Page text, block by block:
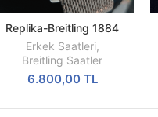
SEPETE
EKLE
Replika-Breitling 1884
Chronometre Hasır Kordon
Quartz Mekanizma
Erkek Saatleri,
Breitling Saatler
6.800,00 TL